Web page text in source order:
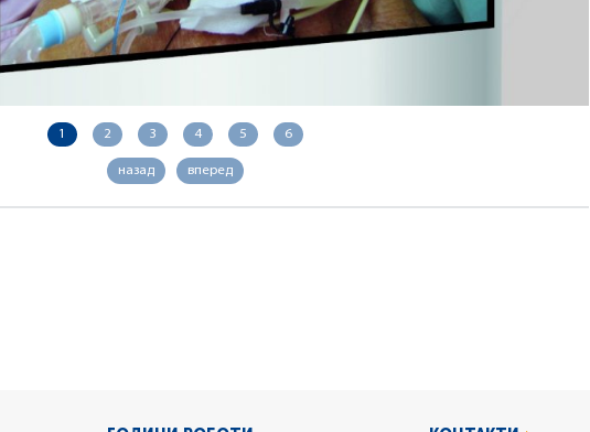
1 2 3 4 5 6
назад вперед